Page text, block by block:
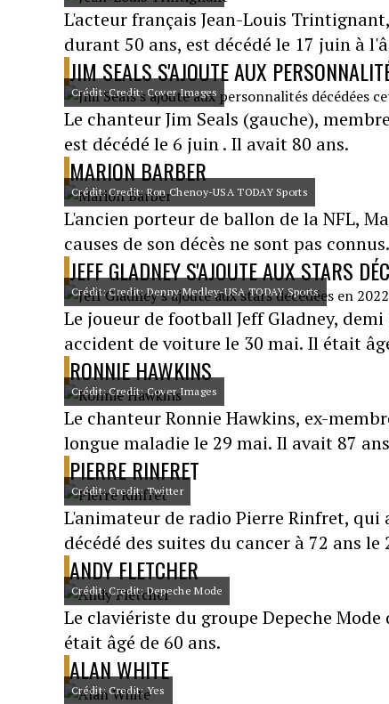
L'acteur français Jean-Louis
durant 50 ans, est décédé le 17 juin à
JIM SEALS S'AJOUTE AUX
Crédit: Credit: Cover Images
Le chanteur Jim Seals (gauche),
est décédé le 6 juin . Il avait 80 ans.
MARION BARBER
Crédit: Credit: Ron Chenoy-USA TODAY Sports
L'ancien porteur de ballon de la NFL,
causes de son décès ne sont pas
JEFF GLADNEY S'AJOUTE AUX STARS
Crédit: Credit: Denny Medley-USA TODAY Sports
Le joueur de football Jeff Gladney,
accident de voiture le 30 mai. Il était
RONNIE HAWKINS
Crédit: Credit: Cover Images
Le chanteur Ronnie Hawkins, ex-
longue maladie le 29 mai. Il avait 87
PIERRE RINFRET
Crédit: Credit: Twitter
L'animateur de radio Pierre Rinfret, qui
décédé des suites du cancer à 72 ans le
ANDY FLETCHER
Crédit: Credit: Depeche Mode
Le claviériste du groupe Depeche
était âgé de 60 ans.
ALAN WHITE
Crédit: Credit: Yes